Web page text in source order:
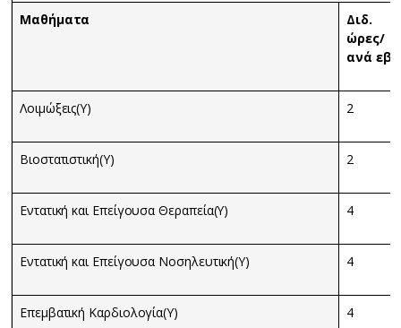
Μαθήματα
Διδ.
ώρες/
ανά
Λοιμώξεις(Υ) 2
Βιοστατιστική(Υ) 2
Εντατική και Επείγουσα Θεραπεία(Υ) 4
Εντατική και Επείγουσα Νοσηλευτική(Υ) 4
Επεμβατική Καρδιολογία(Υ) 4